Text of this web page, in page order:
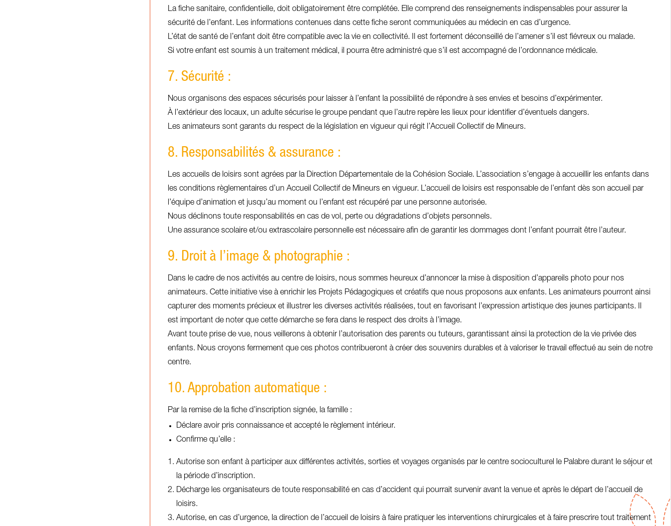
La fiche sanitaire, confidentielle, doit obligatoirement être complétée. Elle comprend des renseignements indispensables pour assurer la
sécurité de l’enfant. Les informations contenues dans cette fiche seront communiquées au médecin en cas d’urgence.
L’état de santé de l’enfant doit être compatible avec la vie en collectivité. Il est fortement déconseillé de l’amener s’il est fiévreux ou malade.
Si votre enfant est soumis à un traitement médical, il pourra être administré que s’il est accompagné de l’ordonnance médicale.
7. Sécurité :
Nous organisons des espaces sécurisés pour laisser à l’enfant la possibilité de répondre à ses envies et besoins d’expérimenter.
À l’extérieur des locaux, un adulte sécurise le groupe pendant que l’autre repère les lieux pour identifier d’éventuels dangers.
Les animateurs sont garants du respect de la législation en vigueur qui régit l’Accueil Collectif de Mineurs.
8. Responsabilités & assurance :
Les accueils de loisirs sont agrées par la Direction Départementale de la Cohésion Sociale. L’association s’engage à accueillir les enfants dans
les conditions règlementaires d’un Accueil Collectif de Mineurs en vigueur. L’accueil de loisirs est responsable de l’enfant dès son accueil par
l’équipe d’animation et jusqu’au moment ou l’enfant est récupéré par une personne autorisée.
Nous déclinons toute responsabilités en cas de vol, perte ou dégradations d’objets personnels.
Une assurance scolaire et/ou extrascolaire personnelle est nécessaire afin de garantir les dommages dont l’enfant pourrait être l’auteur.
9. Droit à l’image & photographie :
Dans le cadre de nos activités au centre de loisirs, nous sommes heureux d’annoncer la mise à disposition d’appareils photo pour nos
animateurs. Cette initiative vise à enrichir les Projets Pédagogiques et créatifs que nous proposons aux enfants. Les animateurs pourront ainsi
capturer des moments précieux et illustrer les diverses activités réalisées, tout en favorisant l’expression artistique des jeunes participants. Il
est important de noter que cette démarche se fera dans le respect des droits à l’image.
Avant toute prise de vue, nous veillerons à obtenir l’autorisation des parents ou tuteurs, garantissant ainsi la protection de la vie privée des
enfants. Nous croyons fermement que ces photos contribueront à créer des souvenirs durables et à valoriser le travail effectué au sein de notre
centre.
10. Approbation automatique :
Par la remise de la fiche d’inscription signée, la famille :
Déclare avoir pris connaissance et accepté le règlement intérieur.
Confirme qu’elle :
Autorise son enfant à participer aux différentes activités, sorties et voyages organisés par le centre socioculturel le Palabre durant le séjour et
la période d’inscription.
Décharge les organisateurs de toute responsabilité en cas d’accident qui pourrait survenir avant la venue et après le départ de l’accueil de
loisirs.
Autorise, en cas d’urgence, la direction de l’accueil de loisirs à faire pratiquer les interventions chirurgicales et à faire prescrire tout traitement